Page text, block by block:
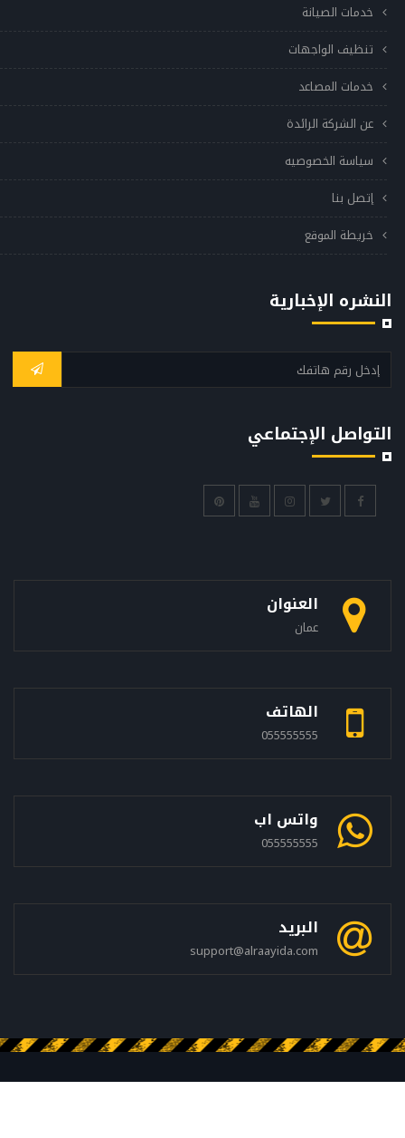
خدمات الصيانة
تنظيف الواجهات
خدمات المصاعد
عن الشركة الرائدة
سياسة الخصوصيه
إتصل بنا
خريطة الموقع
النشره الإخبارية
التواصل الإجتماعي
العنوان
عمان
الهاتف
055555555
واتس اب
055555555
البريد
support@alraayida.com